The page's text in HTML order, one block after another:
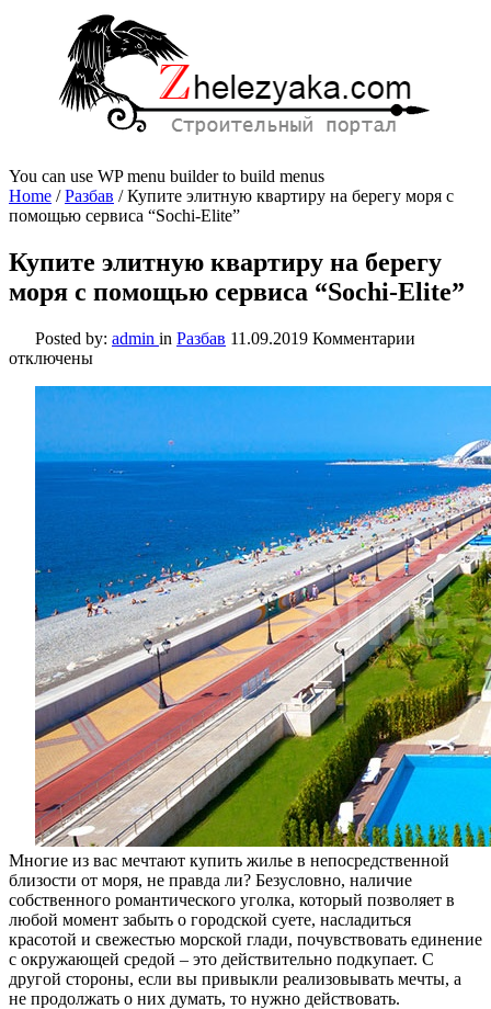
You can use WP menu builder to build menus
Home /Разбав /Купите элитную квартиру на берегу моря с
помощью сервиса “Sochi-Elite”
Купите элитную квартиру на берегу
моря с помощью сервиса “Sochi-Elite”
Posted by: admin in Разбав 11.09.2019 Комментарии
берегу
моря
с
помощью
сервиса
“Sochi-
Elite”
отключены
Многие из вас мечтают купить жилье в непосредственной
близости от моря, не правда ли? Безусловно, наличие
собственного романтического уголка, который позволяет в
любой момент забыть о городской суете, насладиться
красотой и свежестью морской глади, почувствовать единение
с окружающей средой – это действительно подкупает. С
другой стороны, если вы привыкли реализовывать мечты, а
не продолжать о них думать, то нужно действовать.